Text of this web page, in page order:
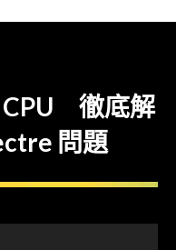
CPU 徹底解
問題